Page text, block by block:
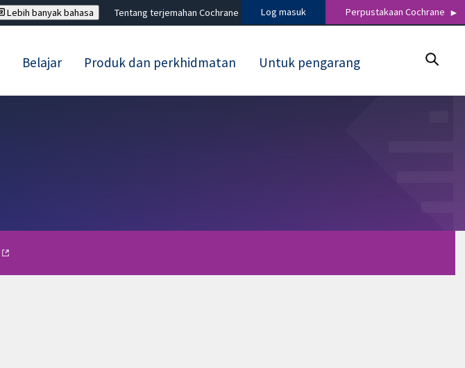
Lebih banyak bahasa Tentang terjemahan Cochrane Log masuk Perpustakaan Cochrane
Belajar Produk dan perkhidmatan Untuk pengarang